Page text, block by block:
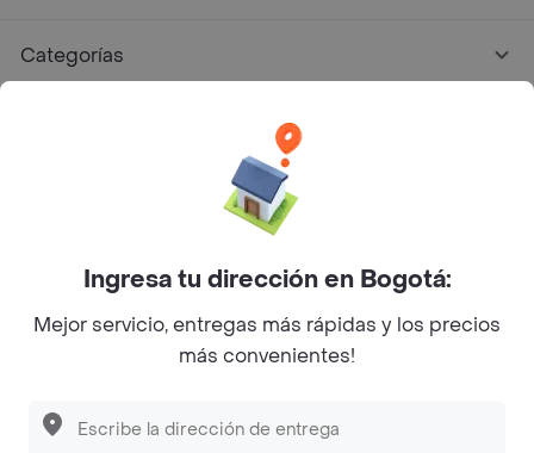
Descubre las PROMOCIONES que tenemos
Categorías
Facebook
Twitter
Instagram
©2026Rappi Inc. All rights reserved.
Ingresa tu dirección en Bogotá:
Mejor servicio, entregas más rápidas y los precios
más convenientes!